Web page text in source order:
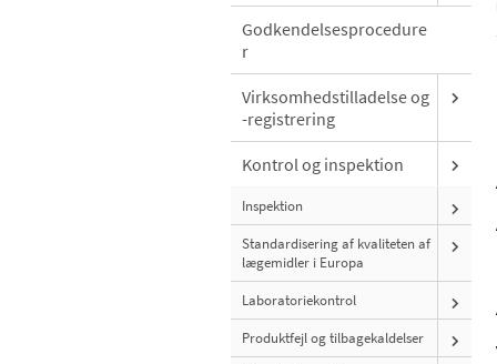
Godkendelsesprocedure
r
Virksomhedstilladelse og
-registrering
Kontrol og inspektion
Inspektion
Standardisering af kvaliteten af
lægemidler i Europa
Laboratoriekontrol
Produktfejl og tilbagekaldelser